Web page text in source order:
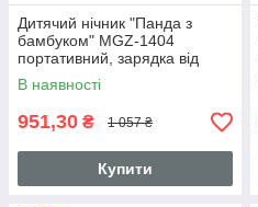
Дитячий нічник "Панда з
бамбуком" MGZ-1404
портативний, зарядка від
USB
В наявності
951,30 ₴ 1 057 ₴
Купити